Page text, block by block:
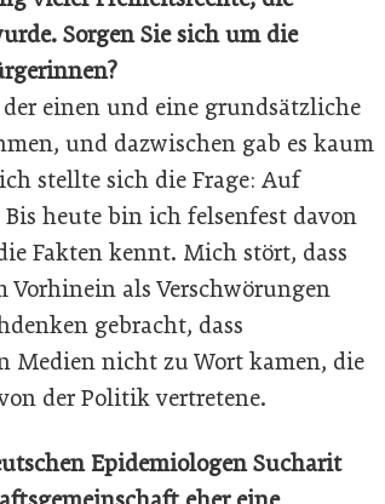
Sorgen Sie sich um die
einen und eine grundsätzliche
und dazwischen gab es kaum
stellte sich die Frage: Auf
heute bin ich felsenfest davon
Fakten kennt. Mich stört, dass
als Verschwörungen
gebracht, dass
Medien nicht zu Wort kamen, die
der Politik vertretene.
Epidemiologen Sucharit